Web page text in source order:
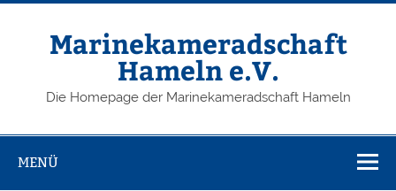
Zum
springenMarinekameradschaft
Hameln e.V.
Die Homepage der Marinekameradschaft Hameln
MENÜ